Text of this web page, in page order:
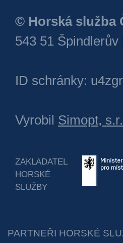
© Horská služba
543 51
ID schránky:
Vyrobil Simopt,
ZAKLADATEL
HORSKÉ
SLUŽBY
PARTNEŘI HORSKÉ